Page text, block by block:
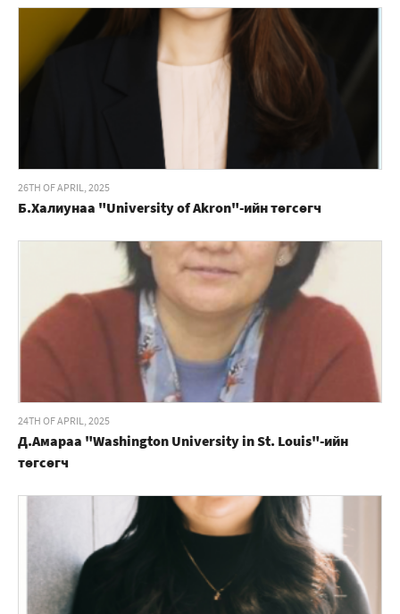
26TH OF APRIL, 2025
Б.Халиунаа "University of Akron"-ийн төгсөгч
24TH OF APRIL, 2025
Д.Амараа "Washington University in St. Louis"-ийн
төгсөгч